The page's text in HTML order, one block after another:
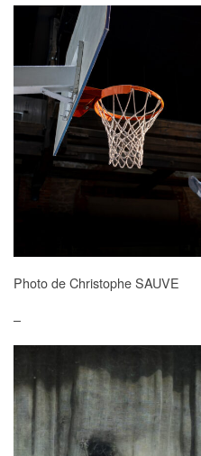
Photo de Christophe SAUVE
–